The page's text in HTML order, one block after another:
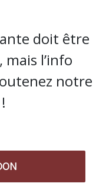
à 3 mois
fermedoit être
mais l’info
notre